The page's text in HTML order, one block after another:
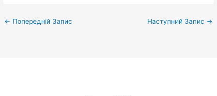
← Попередній Запис Наступний Запис →